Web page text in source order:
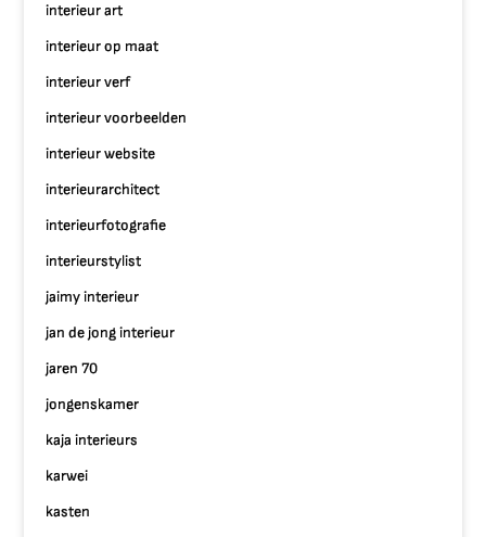
interieur art
interieur op maat
interieur verf
interieur voorbeelden
interieur website
interieurarchitect
interieurfotografie
interieurstylist
jaimy interieur
jan de jong interieur
jaren 70
jongenskamer
kaja interieurs
karwei
kasten